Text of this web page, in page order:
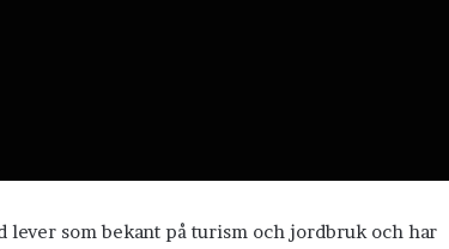
lever som bekant på turism och jordbruk och har